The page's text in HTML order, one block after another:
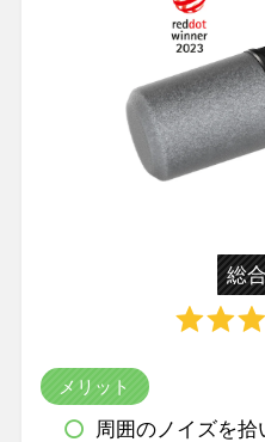
総
メリット
周囲のノイズを